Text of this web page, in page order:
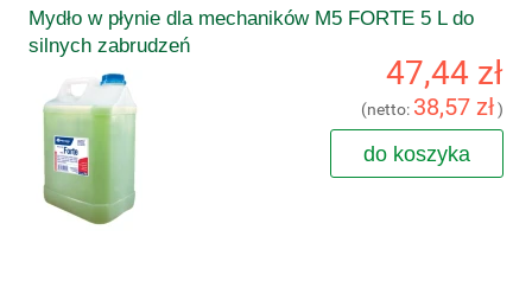
Mydło w płynie dla mechaników M5 FORTE 5 L do
silnych zabrudzeń
47,44 zł
(netto: 38,57 zł)
do koszyka